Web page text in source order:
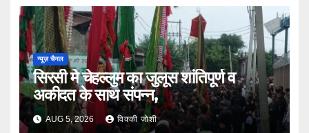
न्यूज़ चैनल
सिरसी मे चेहल्लुम का जुलूस शांतिपूर्ण व
अकीदत के साथ संपन्न,
AUG 5, 2026 विक्की जोशी